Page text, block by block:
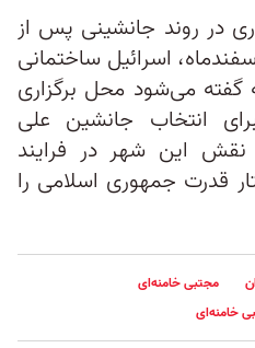
در روند جانشینی پس از
اسرائیل ساختمانی
گفته می‌شود محل برگزاری
انتخاب جانشین علی
این شهر در فرایند
قدرت جمهوری اسلامی را
مجتبی خامنه‌ای
خامنه‌ای